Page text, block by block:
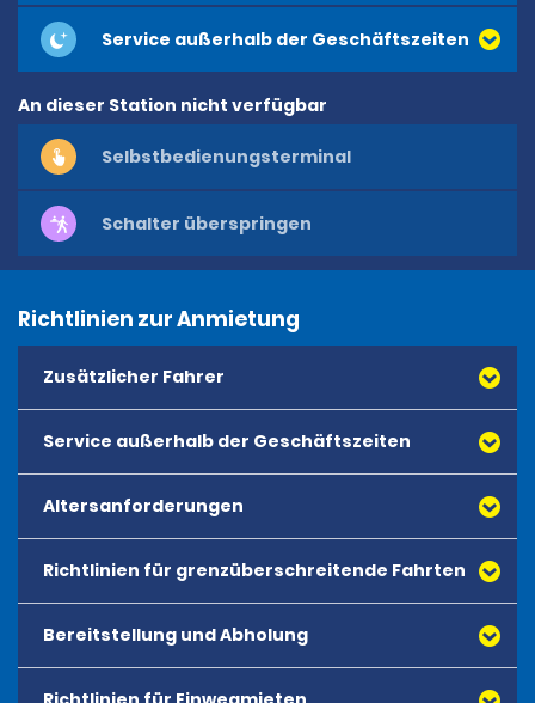
Service außerhalb der Geschäftszeiten
An dieser Station nicht verfügbar
Selbstbedienungsterminal
Schalter überspringen
Richtlinien zur Anmietung
Zusätzlicher Fahrer
Service außerhalb der Geschäftszeiten
Altersanforderungen
Richtlinien für grenzüberschreitende Fahrten
Bereitstellung und Abholung